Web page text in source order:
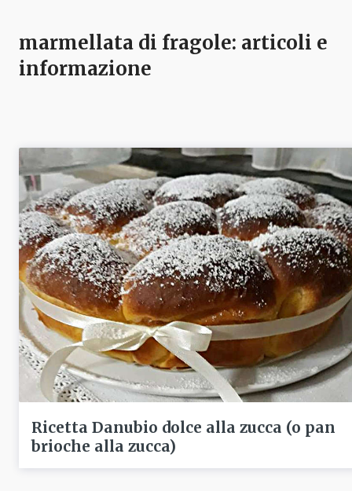
marmellata di fragole: articoli e
informazione
Ricetta Danubio dolce alla zucca (o pan
brioche alla zucca)